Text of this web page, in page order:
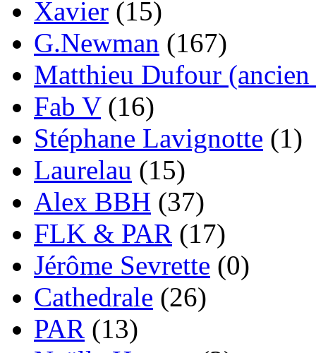
Xavier (15)
G.Newman (167)
Matthieu Dufour (ancien
Fab V(16)
Stéphane Lavignotte (1)
Laurelau (15)
Alex BBH (37)
FLK & PAR (17)
Jérôme Sevrette (0)
Cathedrale (26)
PAR (13)